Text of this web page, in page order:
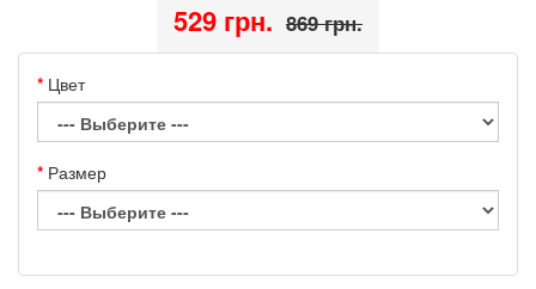
529 грн. 869 грн.
Цвет
Размер